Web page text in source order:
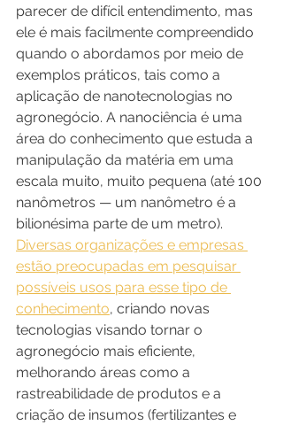
parecer de difícil entendimento, mas
ele é mais facilmente compreendido
quando o abordamos por meio de
exemplos práticos, tais como a
aplicação de nanotecnologias no
agronegócio. A nanociência é uma
área do conhecimento que estuda a
manipulação da matéria em uma
escala muito, muito pequena (até 100
nanômetros — um nanômetro é a
bilionésima parte de um metro).
Diversas organizações e empresas
estão preocupadas em pesquisar
possíveis usos para esse tipo de
conhecimento, criando novas
tecnologias visando tornar o
agronegócio mais eficiente,
melhorando áreas como a
rastreabilidade de produtos e a
criação de insumos (fertilizantes e